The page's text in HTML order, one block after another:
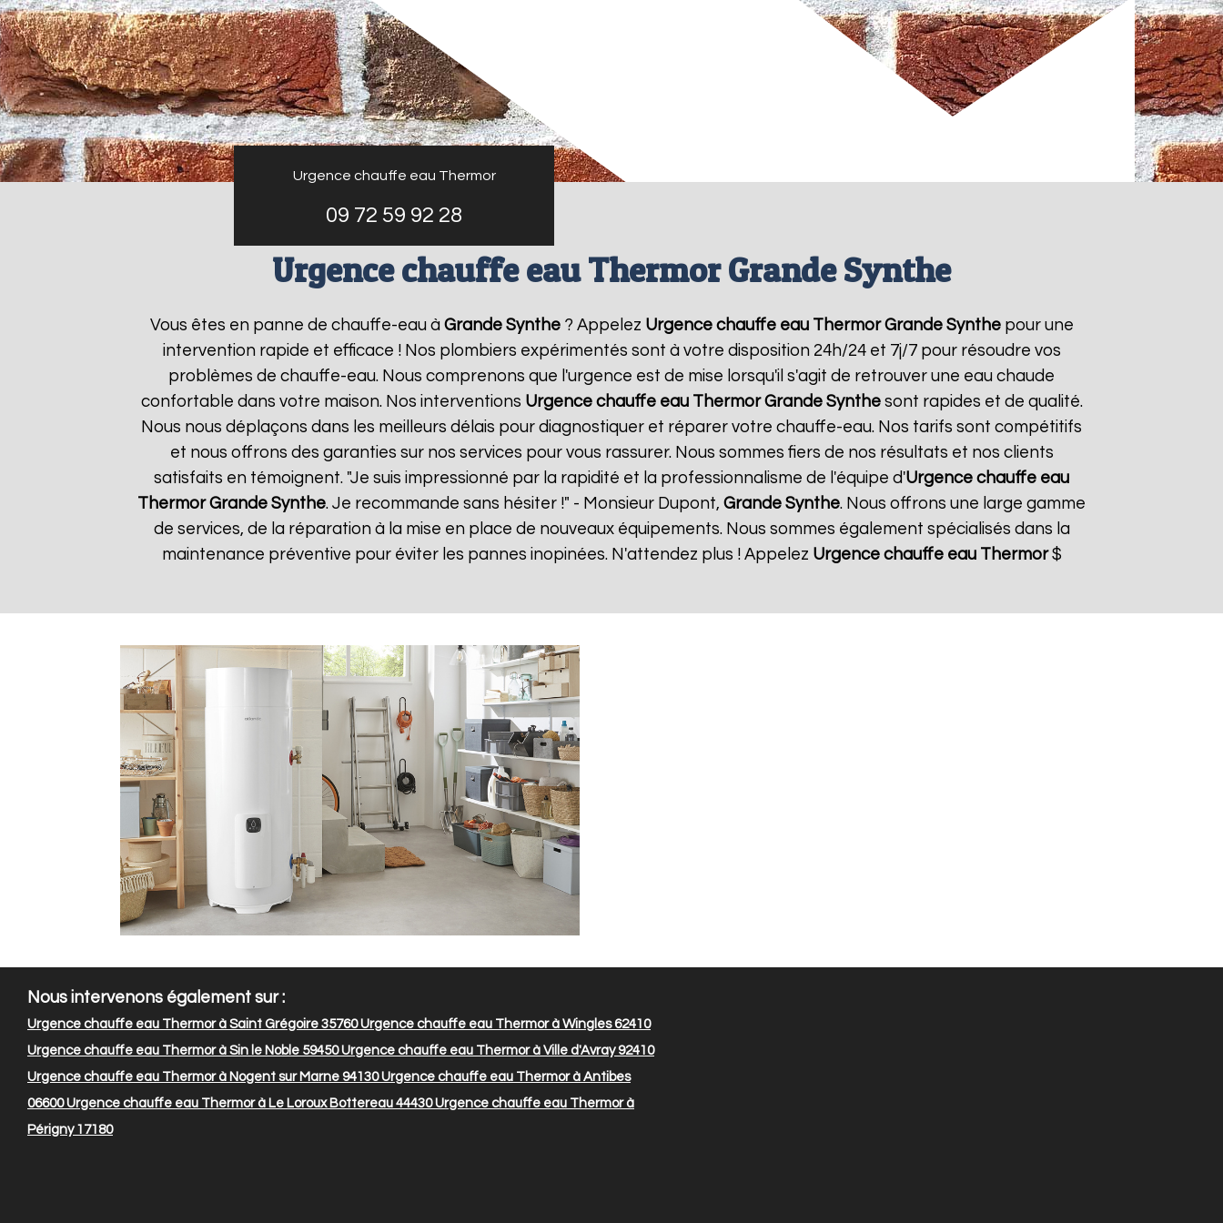
Urgence chauffe eau Thermor
09 72 59 92 28
Urgence chauffe eau Thermor Grande Synthe
Vous êtes en panne de chauffe-eau à Grande Synthe? Appelez Urgence chauffe eau Thermor Grande Synthepour une
intervention rapide et efficace ! Nos plombiers expérimentés sont à votre disposition 24h/24 et 7j/7 pour résoudre vos
problèmes de chauffe-eau. Nous comprenons que l'urgence est de mise lorsqu'il s'agit de retrouver une eau chaude
confortable dans votre maison. Nos interventions Urgence chauffe eau Thermor Grande Synthesont rapides et de qualité.
Nous nous déplaçons dans les meilleurs délais pour diagnostiquer et réparer votre chauffe-eau. Nos tarifs sont compétitifs
et nous offrons des garanties sur nos services pour vous rassurer. Nous sommes fiers de nos résultats et nos clients
satisfaits en témoignent. "Je suis impressionné par la rapidité et la professionnalisme de l'équipe d'Urgence chauffe eau
Thermor Grande Synthe. Je recommande sans hésiter !" - Monsieur Dupont, Grande Synthe. Nous offrons une large gamme
de services, de la réparation à la mise en place de nouveaux équipements. Nous sommes également spécialisés dans la
maintenance préventive pour éviter les pannes inopinées. N'attendez plus ! Appelez Urgence chauffe eau Thermor$
Nous intervenons également sur :
Urgence chauffe eau Thermor à Saint Grégoire 35760Urgence chauffe eau Thermor à Wingles 62410
Urgence chauffe eau Thermor à Sin le Noble 59450Urgence chauffe eau Thermor à Ville d'Avray 92410
Urgence chauffe eau Thermor à Nogent sur Marne 94130Urgence chauffe eau Thermor à Antibes
06600Urgence chauffe eau Thermor à Le Loroux Bottereau 44430Urgence chauffe eau Thermor à
Périgny 17180